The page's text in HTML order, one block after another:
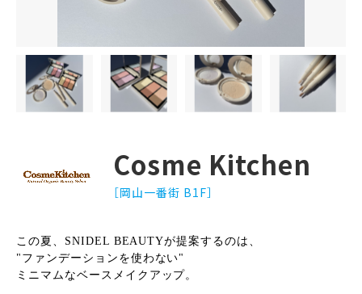
Cosme Kitchen
［岡山一番街 B1F］
この夏、SNIDEL BEAUTYが提案するのは、
"ファンデーションを使わない"
ミニマムなベースメイクアップ。